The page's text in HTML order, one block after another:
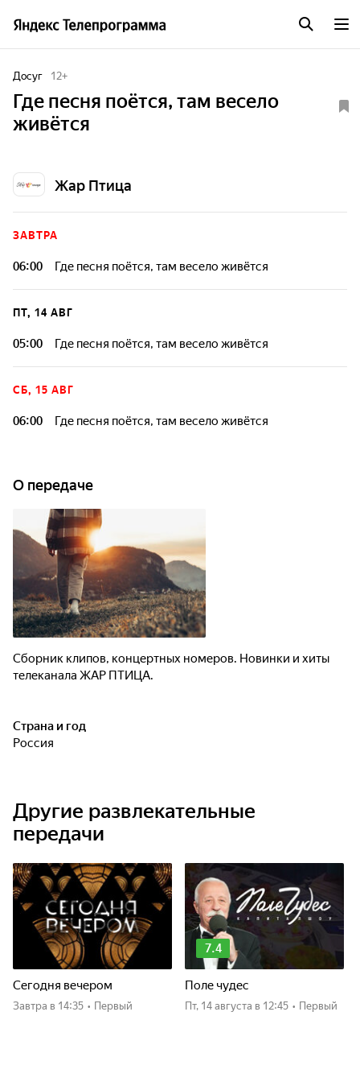
Досуг 12+
Где песня поётся, там весело
живётся
Жар Птица
ЗАВТРА
06:00 Где песня поётся, там весело живётся
ПТ, 14 АВГ
05:00 Где песня поётся, там весело живётся
СБ, 15 АВГ
06:00 Где песня поётся, там весело живётся
О передаче
Сборник клипов, концертных номеров. Новинки и хиты
телеканала ЖАР ПТИЦА.
Страна и год
Россия
Другие развлекательные
передачи
Сегодня вечером
Завтра в 14:35 • Первый
7.4
Поле чудес
пт, 14 августа в 12:45 • Первый